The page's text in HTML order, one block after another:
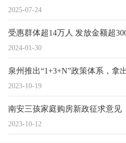
2025-07-24
2024-01-30
受惠群体超14万人 发放金额超3000万元 泉州启动
2023-10-19
泉州推出“1+3+N”政策体系，拿出政策资金18亿元、配套
2023-10-12
南安三孩家庭购房新政征求意见